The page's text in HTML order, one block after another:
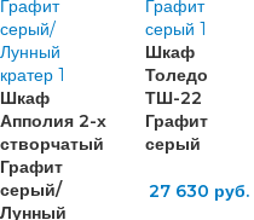
Шкаф
Апполия 2-х
створчатый
Графит
серый/
Лунный
Шкаф
Толедо
ТШ-22
Графит
серый
27 630 руб.